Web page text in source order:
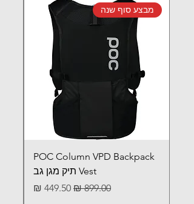
מבצע סוף שנה
POC Column VPD Backpack
Vest תיק מגן גב
מחיר רגיל מחיר מבצע